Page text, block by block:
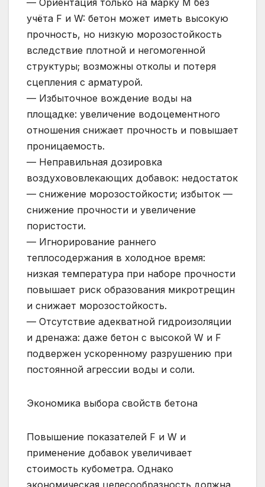
учёта F и W: бетон может иметь высокую
прочность, но низкую морозостойкость
вследствие плотной и негомогенной
структуры; возможны отколы и потеря
сцепления с арматурой.
— Избыточное вождение воды на
площадке: увеличение водоцементного
отношения снижает прочность и повышает
проницаемость.
— Неправильная дозировка
воздухововлекающих добавок: недостаток
— снижение морозостойкости; избыток —
снижение прочности и увеличение
пористости.
— Игнорирование раннего
теплосодержания в холодное время:
низкая температура при наборе прочности
повышает риск образования микротрещин
и снижает морозостойкость.
— Отсутствие адекватной гидроизоляции
и дренажа: даже бетон с высокой W и F
подвержен ускоренному разрушению при
постоянной агрессии воды и соли.
Экономика выбора свойств бетона
Повышение показателей F и W и
применение добавок увеличивает
стоимость кубометра. Однако
экономическая целесообразность должна